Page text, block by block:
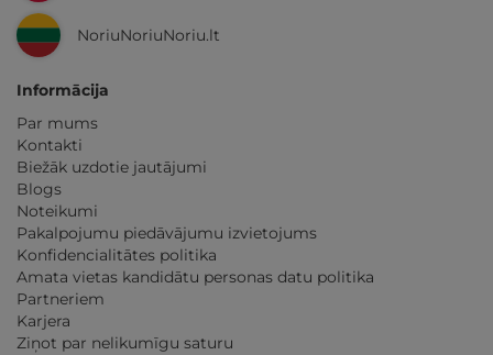
NoriuNoriuNoriu.lt
Informācija
Par mums
Kontakti
Biežāk uzdotie jautājumi
Blogs
Noteikumi
Pakalpojumu piedāvājumu izvietojums
Konfidencialitātes politika
Amata vietas kandidātu personas datu politika
Partneriem
Karjera
Ziņot par nelikumīgu saturu